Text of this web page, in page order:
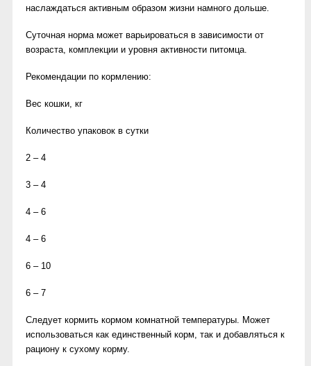
наслаждаться активным образом жизни намного дольше.
Суточная норма может варьироваться в зависимости от
возраста, комплекции и уровня активности питомца.
Рекомендации по кормлению:
Вес кошки, кг
Количество упаковок в сутки
2 – 4
3 – 4
4 – 6
4 – 6
6 – 10
6 – 7
Следует кормить кормом комнатной температуры. Может
использоваться как единственный корм, так и добавляться к
рациону к сухому корму.